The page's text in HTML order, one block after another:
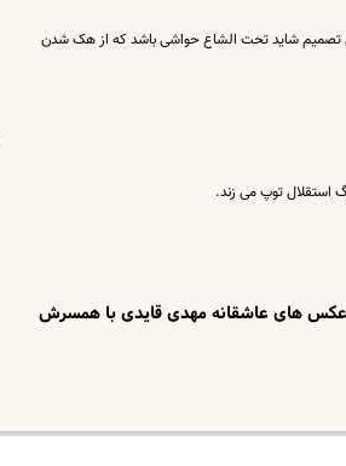
تصمیم شاید تحت الشاع حواشی باشد که از هک شدن
در بوشهر تا تبدیل شدن به شماره 10 استقلال/ عکس های عاشقانه مهدی قایدی با همسرش